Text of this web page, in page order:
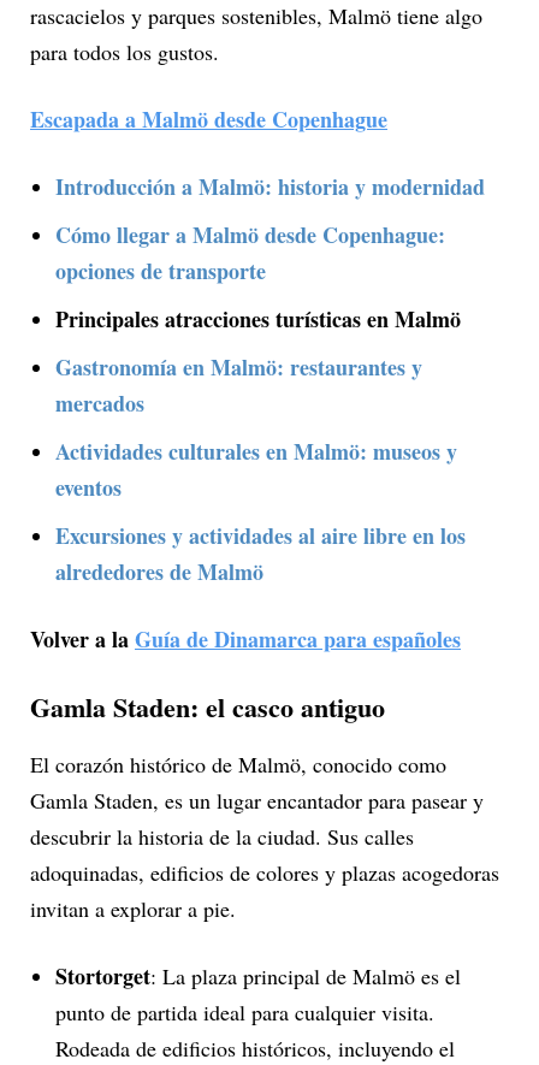
rascacielos y parques sostenibles, Malmö tiene algo
para todos los gustos.
Escapada a Malmö desde Copenhague
Introducción a Malmö: historia y modernidad
Cómo llegar a Malmö desde Copenhague:
opciones de transporte
Principales atracciones turísticas en Malmö
Gastronomía en Malmö: restaurantes y
mercados
Actividades culturales en Malmö: museos y
eventos
Excursiones y actividades al aire libre en los
alrededores de Malmö
Volver a laGuía de Dinamarca para españoles
Gamla Staden: el casco antiguo
El corazón histórico de Malmö, conocido como
Gamla Staden, es un lugar encantador para pasear y
descubrir la historia de la ciudad. Sus calles
adoquinadas, edificios de colores y plazas acogedoras
invitan a explorar a pie.
Stortorget: La plaza principal de Malmö es el
punto de partida ideal para cualquier visita.
Rodeada de edificios históricos, incluyendo el